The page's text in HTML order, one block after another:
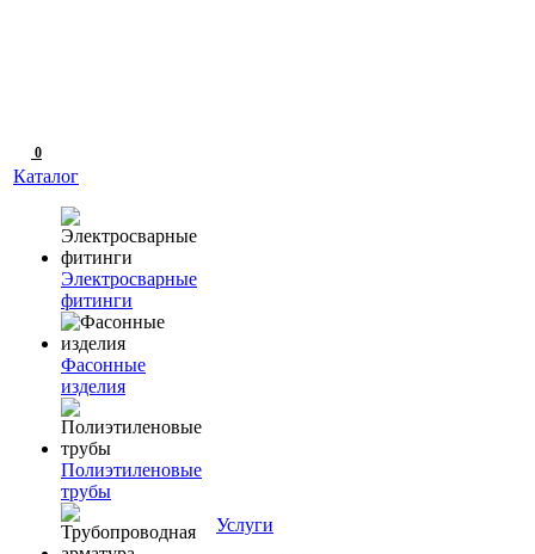
0
Каталог
Электросварные
фитинги
Фасонные
изделия
Полиэтиленовые
трубы
Услуги